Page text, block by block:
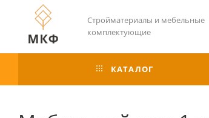
Стройматериалы и мебельные
комплектующие
КАТАЛОГ